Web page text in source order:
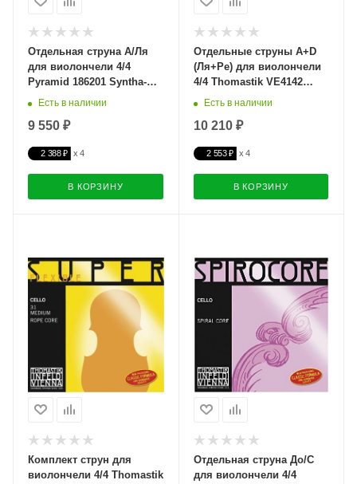
Отдельная струна А/Ля
для виолончели 4/4
Pyramid 186201 Syntha-
coreЕсть в наличии
9 550 ₽
2 388 ₽
В КОРЗИНУ
Отдельные струны A+D
(Ля+Ре) для виолончели
4/4 Thomastik VE4142
Versum
Есть в наличии
10 210 ₽
2 553 ₽
В КОРЗИНУ
Комплект струн для
виолончели 4/4 Thomastik
Отдельная струна До/C
для виолончели 4/4